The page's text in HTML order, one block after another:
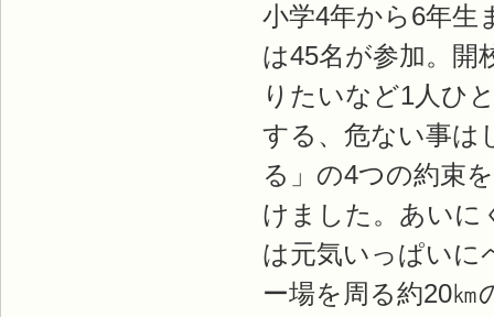
小学4年から6年生
は45名が参加。開
りたいなど1人ひ
する、危ない事は
る」の4つの約束
けました。あいに
は元気いっぱいに
ー場を周る約20㎞